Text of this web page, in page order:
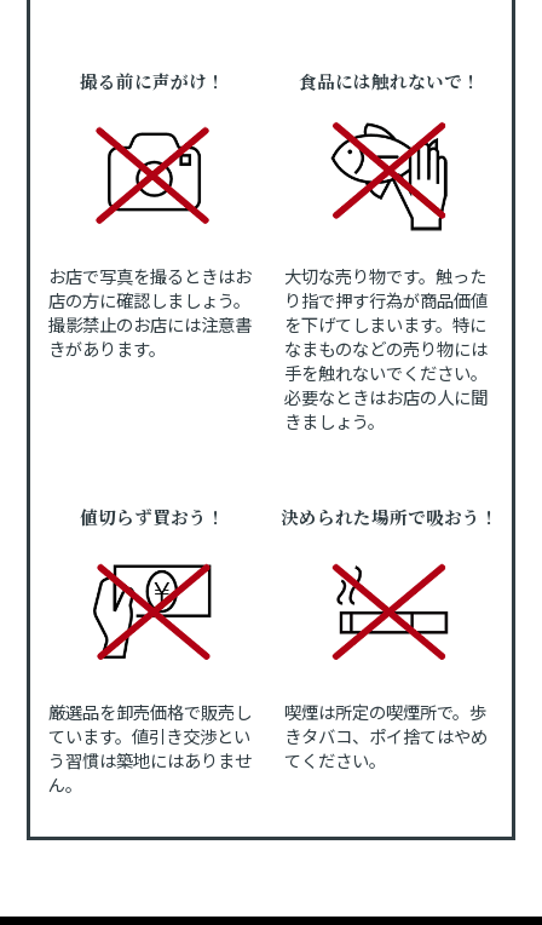
撮る前に声がけ！
お店で写真を撮るときはお
店の方に確認しましょう。
撮影禁止のお店には注意書
きがあります。
食品には触れないで！
大切な売り物です。触った
り指で押す行為が商品価値
を下げてしまいます。特に
なまものなどの売り物には
手を触れないでください。
必要なときはお店の人に聞
きましょう。
値切らず買おう！
厳選品を卸売価格で販売し
ています。値引き交渉とい
う習慣は築地にはありませ
ん。
決められた場所で吸おう！
喫煙は所定の喫煙所で。歩
きタバコ、ポイ捨てはやめ
てください。